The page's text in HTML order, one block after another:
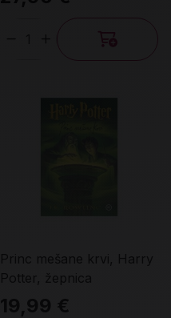
Količina
Princ mešane krvi, Harry
Potter, žepnica
19,99 €